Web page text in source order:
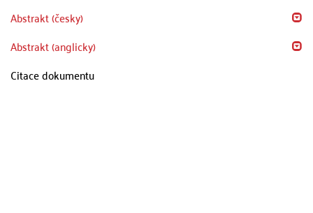
Abstrakt (česky)
Abstrakt (anglicky)
Citace dokumentu